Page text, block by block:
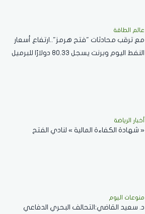
عالم الطاقة
مع ترقب محادثات "فتح هرمز"..ارتفاع أسعار
النفط اليوم وبرنت يسجل 80.33 دولارًا للبرميل
أخبار الرياضة
« شهادة الكفاءة المالية » لنادي الفتح
منوعات اليوم
د. سعيد القاضي:التحالف البحري الدفاعي